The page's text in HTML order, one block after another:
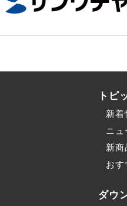
トピ
新着
ニュ
新商
おす
ダウ